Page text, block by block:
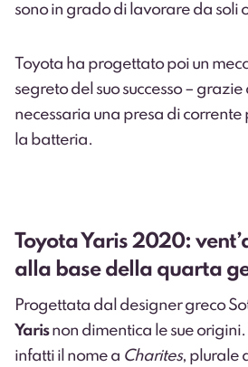
sono in grado di lavorare da soli
Toyota ha progettato poi un
segreto del suo successo –
necessaria una presa di
la batteria.
Toyota Yaris 2020:
alla base della quarta
Progettata dal designer greco
Yarisnon dimentica le sue
infatti il nome a Charites, plurale